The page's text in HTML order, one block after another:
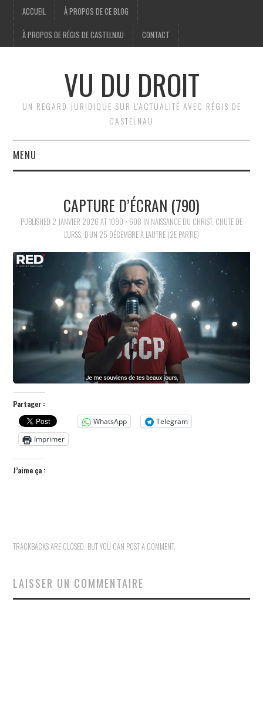
ACCUEIL À PROPOS DE CE BLOG
À PROPOS DE RÉGIS DE CASTELNAU CONTACT
VU DU DROIT
UN REGARD JURIDIQUE SUR L'ACTUALITÉ AVEC RÉGIS DE
CASTELNAU
MENU
HISTOIRE
CULTURE
SPORT
CAPTURE D’ÉCRAN (790)
PUBLISHED 2 JANVIER 2026 AT1090 × 608 IN NAISSANCE DU CHRIST, CHUTE DE
L’URSS, D’UN 25 DÉCEMBRE À L’AUTRE (2E PARTIE)
Partager :
WhatsApp
Telegram
Imprimer
J’aime ça :
TRACKBACKS ARE CLOSED, BUT YOU CAN POST A COMMENT.
LAISSER UN COMMENTAIRE